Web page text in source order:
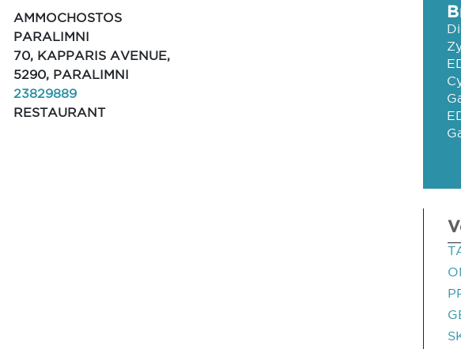
AMMOCHOSTOS
PARALIMNI
70, KAPPARIS AVENUE,
5290, PARALIMNI
23829889
RESTAURANT